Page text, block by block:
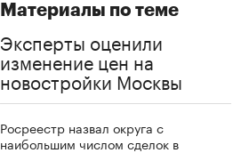
Материалы по теме
Эксперты оценили
изменение цен на
новостройки Москвы
Росреестр назвал округа с
наибольшим числом сделок в